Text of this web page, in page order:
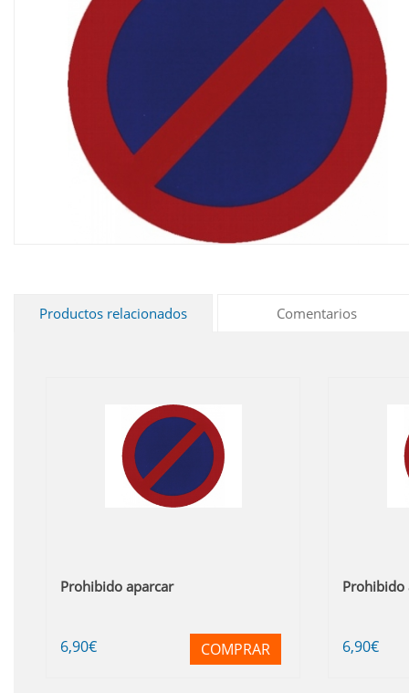
Productos relacionados Comentarios
Prohibido aparcar
6,90€ COMPRAR
Prohibido
6,90€